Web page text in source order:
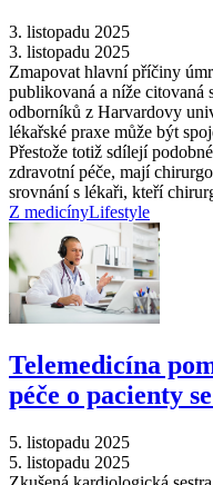
3. listopadu 2025
3. listopadu 2025
Zmapovat hlavní příčiny
publikovaná a níže citovaná
odborníků z Harvardovy
lékařské praxe může být
Přestože totiž sdílejí
zdravotní péče, mají
srovnání s lékaři, kteří
Z medicínyLifestyle
Telemedicína
péče o pacienty
5. listopadu 2025
5. listopadu 2025